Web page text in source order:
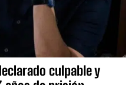
culpable y